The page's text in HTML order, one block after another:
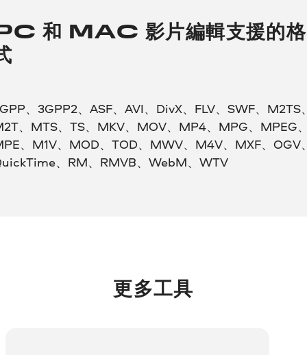
和 MAC 影片編輯支援的格
、3GPP2、ASF、AVI、DivX、FLV、SWF、M2TS
、MTS、TS、MKV、MOV、MP4、MPG、MPEG
、M1V、MOD、TOD、MWV、M4V、MXF、OGV
、RM、RMVB、WebM、WTV
更多工具